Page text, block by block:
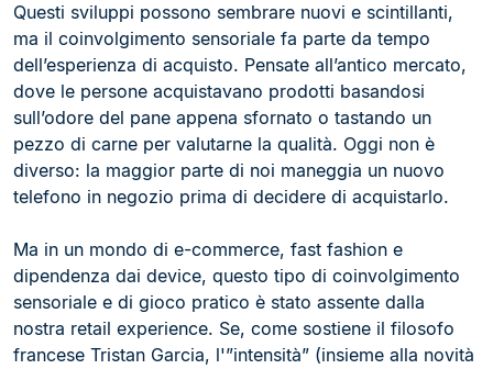
Questi sviluppi possono sembrare nuovi e scintillanti,
ma il coinvolgimento sensoriale fa parte da tempo
dell’esperienza di acquisto. Pensate all’antico mercato,
dove le persone acquistavano prodotti basandosi
sull’odore del pane appena sfornato o tastando un
pezzo di carne per valutarne la qualità. Oggi non è
diverso: la maggior parte di noi maneggia un nuovo
telefono in negozio prima di decidere di acquistarlo.
Ma in un mondo di e-commerce, fast fashion e
dipendenza dai device, questo tipo di coinvolgimento
sensoriale e di gioco pratico è stato assente dalla
nostra retail experience. Se, come sostiene il filosofo
francese Tristan Garcia, l'”intensità” (insieme alla novità